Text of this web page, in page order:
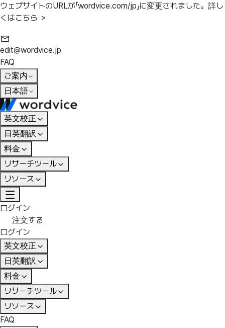
ウェブサイトのURLが「wordvice.com/jp」に変更されました。 詳し
くはこちら ＞
edit@wordvice.jp
FAQ
ご案内
日本語
英文校正
日英翻訳
料金
リサーチツール
リソース
ログイン
注文する
ログイン
英文校正
日英翻訳
料金
リサーチツール
リソース
FAQ